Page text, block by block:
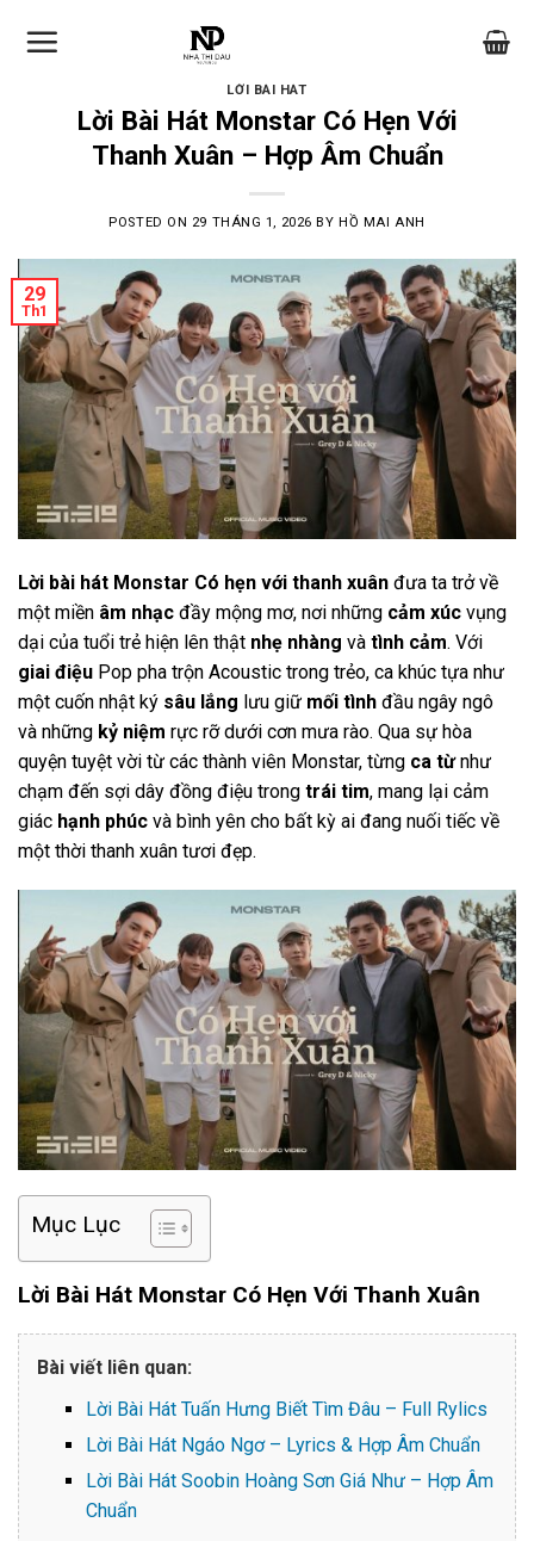
LỜI BÀI HÁT
Lời Bài Hát Monstar Có Hẹn Với
Thanh Xuân – Hợp Âm Chuẩn
POSTED ON 29 THÁNG 1, 2026 BYHỒ MAI ANH
29
Th1
Lời bài hát Monstar Có hẹn với thanh xuân đưa ta trở về
một miền âm nhạc đầy mộng mơ, nơi những cảm xúc vụng
dại của tuổi trẻ hiện lên thật nhẹ nhàng và tình cảm. Với
giai điệu Pop pha trộn Acoustic trong trẻo, ca khúc tựa như
một cuốn nhật ký sâu lắng lưu giữ mối tình đầu ngây ngô
và những kỷ niệm rực rỡ dưới cơn mưa rào. Qua sự hòa
quyện tuyệt vời từ các thành viên Monstar, từng ca từnhư
chạm đến sợi dây đồng điệu trong trái tim, mang lại cảm
giác hạnh phúc và bình yên cho bất kỳ ai đang nuối tiếc về
một thời thanh xuân tươi đẹp.
Mục Lục
Lời Bài Hát Monstar Có Hẹn Với Thanh Xuân
Bài viết liên quan:
Lời Bài Hát Tuấn Hưng Biết Tìm Đâu – Full Rylics
Lời Bài Hát Ngáo Ngơ – Lyrics & Hợp Âm Chuẩn
Lời Bài Hát Soobin Hoàng Sơn Giá Như – Hợp Âm
Chuẩn